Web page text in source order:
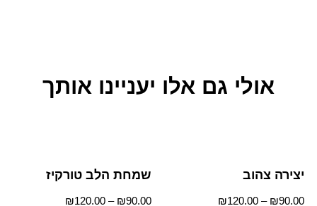
אולי גם אלו יעניינו אותך
יצירה צהוב
₪90.00
–
₪120.00
שמחת הלב טורקיז
₪90.00
–
₪120.00